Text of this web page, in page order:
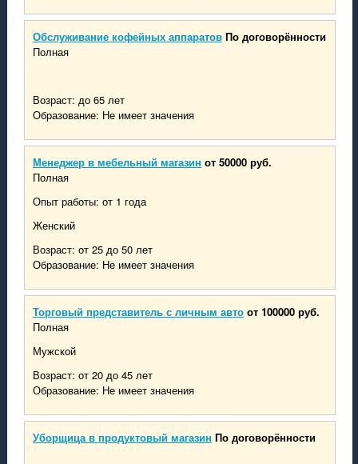
Обслуживание кофейных аппаратов По договорённости
Полная
Возраст: до 65 лет
Образование: Не имеет значения
Менеджер в мебельный магазин от 50000 руб.
Полная
Опыт работы: от 1 года
Женский
Возраст: от 25 до 50 лет
Образование: Не имеет значения
Торговый представитель с личным авто от 100000 руб.
Полная
Мужской
Возраст: от 20 до 45 лет
Образование: Не имеет значения
Уборщица в продуктовый магазин По договорённости